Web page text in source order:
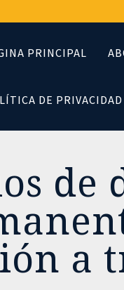
PRINCIPAL
DE PRIVACIDAD
de
a